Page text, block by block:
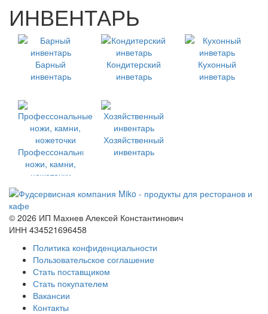
ИНВЕНТАРЬ
Барный
инвентарь
Кондитерский
инветарь
Кухонный
инветарь
Профессональные
ножи, камни,
ножеточки
Хозяйственный
инвентарь
© 2026 ИП Махнев Алексей Константинович
ИНН 434521696458
Политика конфиденциальности
Пользовательское соглашение
Стать поставщиком
Стать покупателем
Вакансии
Контакты